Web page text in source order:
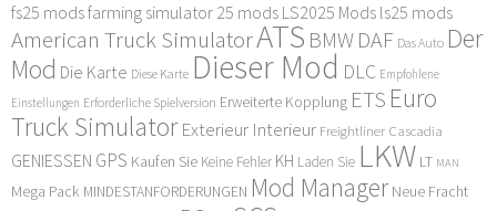
fs25 modsfarming simulator 25 mods LS2025 Mods ls25 mods
American Truck SimulatorATS BMW DAF Das Auto Der
Mod Die Karte Diese Karte Dieser Mod DLC Empfohlene
Einstellungen Erforderliche Spielversion Erweiterte Kopplung ETS Euro
Truck Simulator Exterieur Interieur Freightliner Cascadia
GENIESSEN GPS Kaufen Sie Keine Fehler KH Laden Sie LKW LT MAN
Mega Pack MINDESTANFORDERUNGEN Mod Manager Neue Fracht